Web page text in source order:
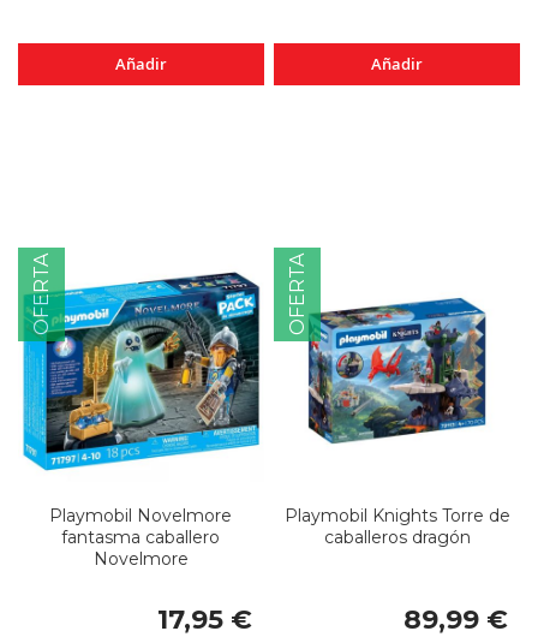
Añadir Añadir
OFERTA
Playmobil Novelmore
fantasma caballero
Novelmore
17,95 €
OFERTA
Playmobil Knights Torre de
caballeros dragón
89,99 €